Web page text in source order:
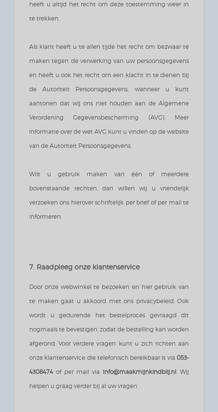
heeft u altijd het recht om deze toestemming weer in
te trekken.
Als klant heeft u te allen tijde het recht om bezwaar te
maken tegen de verwerking van uw persoonsgegevens
en heeft u ook het recht om een klacht in te dienen bij
de Autoriteit Persoonsgegevens, wanneer u kunt
aantonen dat wij ons niet houden aan de Algemene
Verordening Gegevensbescherming (AVG). Meer
informatie over de wet AVG kunt u vinden op de website
van de Autoriteit Persoonsgegevens.
Wilt u gebruik maken van één of meerdere
bovenstaande rechten, dan willen wij u vriendelijk
verzoeken ons hierover schriftelijk per brief of per mail te
informeren.
7. Raadpleeg onze klantenservice
Door onze webwinkel te bezoeken en hier gebruik van
te maken gaat u akkoord met ons privacybeleid. Ook
wordt u gedurende het bestelproces gevraagd dit
nogmaals te bevestigen, zodat de bestelling kan worden
afgerond. Voor verdere vragen kunt u zich richten aan
onze klantenservice die telefonisch bereikbaar is via 053-
4308474 of per mail via info@maakmijnkindblij.nl. Wij
helpen u graag verder bij al uw vragen.